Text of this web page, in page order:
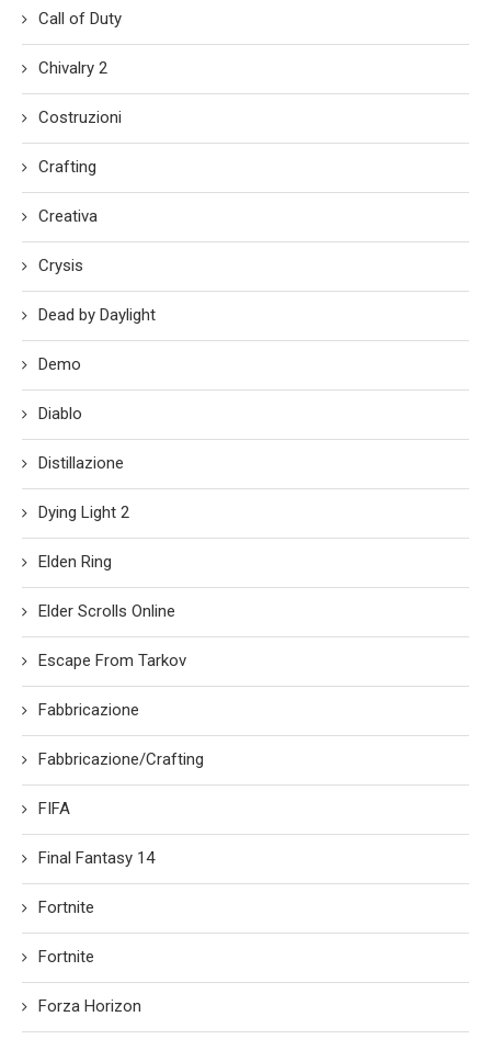
Call of Duty
Chivalry 2
Costruzioni
Crafting
Creativa
Crysis
Dead by Daylight
Demo
Diablo
Distillazione
Dying Light 2
Elden Ring
Elder Scrolls Online
Escape From Tarkov
Fabbricazione
Fabbricazione/Crafting
FIFA
Final Fantasy 14
Fortnite
Fortnite
Forza Horizon